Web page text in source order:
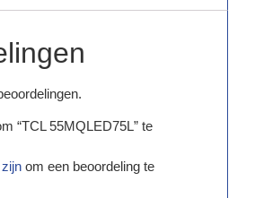
“TCL 55MQLED75L” te
om een beoordeling te